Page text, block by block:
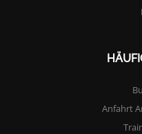
Anfahrt